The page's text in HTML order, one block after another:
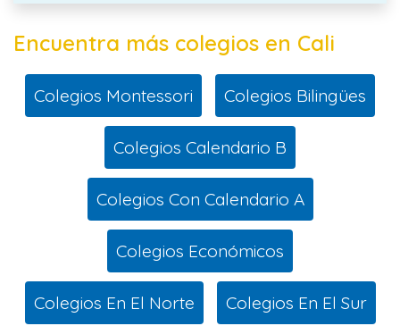
Encuentra más colegios en Cali
Colegios Montessori Colegios Bilingües
Colegios Calendario B
Colegios Con Calendario A
Colegios Económicos
Colegios En El Norte Colegios En El Sur